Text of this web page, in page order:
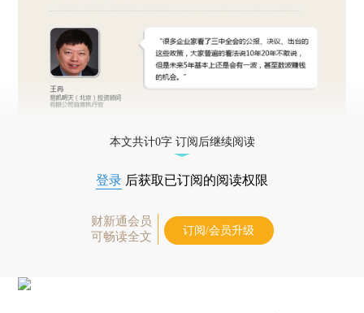
本文共计0字 订阅后继续阅读
登录 后获取已订阅的阅读权限
财新通会员
可畅读全文
订阅/会员升级